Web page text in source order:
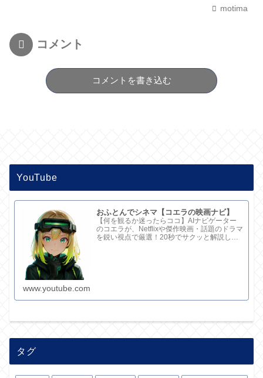
motima
コメント
コメントを書き込む
YouTube
おふとんでシネマ【コエラの映画ナビ】
【何を観るか迷ったらココ】AIナビゲーター
のコエラが、Netflixや傑作映画・話題のドラマ
を鋭い視点で厳選！20秒でサクッと解説して
www.youtube.com
タグ